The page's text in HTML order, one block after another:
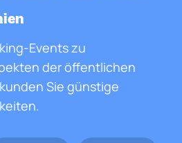
Events zu
der öffentlichen
Sie günstige